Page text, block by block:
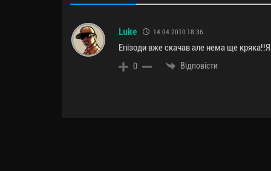
Luke 14.04.2010 18:36
Епізоди вже скачав але нема ще
0 Відповісти